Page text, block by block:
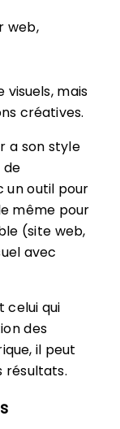
web,
mais
créatives.
a son style
de
un outil pour
même pour
(site web,
avec
celui qui
des
il peut
résultats.